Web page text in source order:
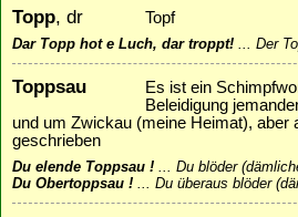
Topp, dr Topf
Dar Topp hot e Luch, dar troppt! ... Der
Toppsau
Es ist ein
Beleidigung
und um Zwickau (meine Heimat), aber
geschrieben
Du elende Toppsau ! ... Du blöder
Du Obertoppsau ! ... Du überaus blöder